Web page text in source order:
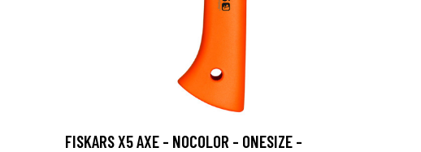
FISKARS X5 AXE - NOCOLOR - ONESIZE -